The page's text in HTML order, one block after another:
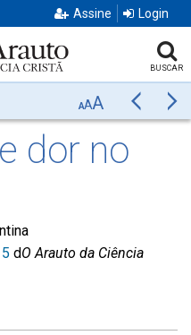
Assine Login
BUSCAR
AAA Anterior
dor no
dO Arauto da Ciência